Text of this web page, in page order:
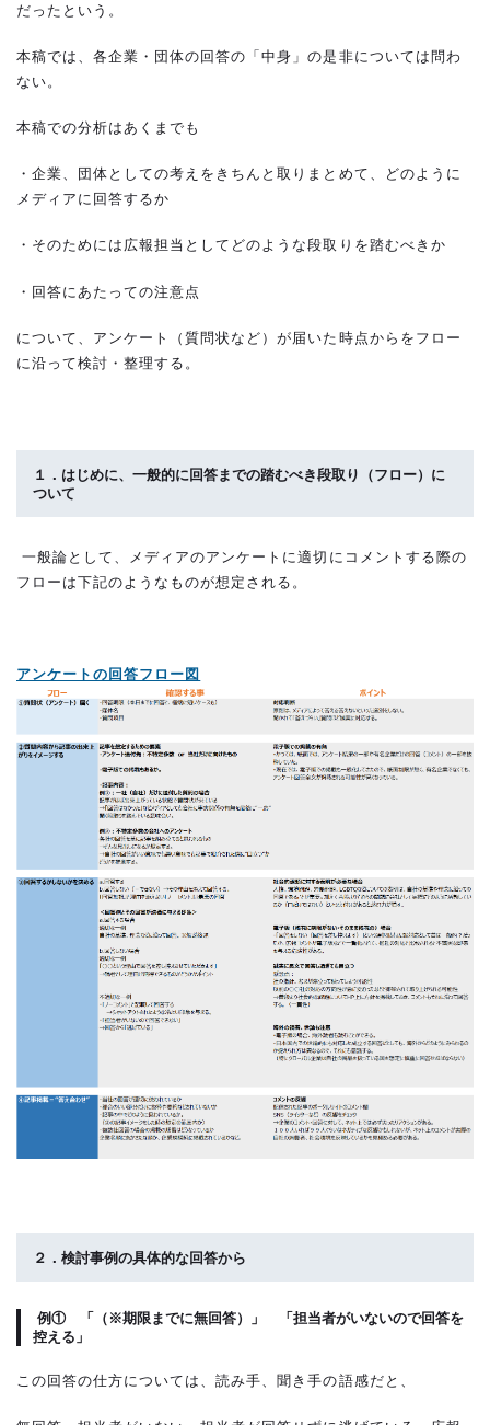
だったという。
本稿では、各企業・団体の回答の「中身」の是非については問わ
ない。
本稿での分析はあくまでも
・企業、団体としての考えをきちんと取りまとめて、どのように
メディアに回答するか
・そのためには広報担当としてどのような段取りを踏むべきか
・回答にあたっての注意点
について、アンケート（質問状など）が届いた時点からをフロー
に沿って検討・整理する。
１．はじめに、一般的に回答までの踏むべき段取り（フロー）に
ついて
一般論として、メディアのアンケートに適切にコメントする際の
フローは下記のようなものが想定される。
アンケートの回答フロー図
２．検討事例の具体的な回答から
例① 「（※期限までに無回答）」 「担当者がいないので回答を
控える」
この回答の仕方については、読み手、聞き手の語感だと、